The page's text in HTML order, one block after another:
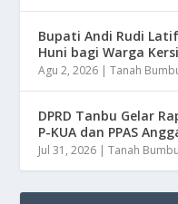
Bupati Andi Rudi
Huni bagi Warga
Agu 2, 2026 |Tanah
DPRD Tanbu Gelar
P-KUA dan PPAS
Jul 31, 2026 |Tanah Bumbu